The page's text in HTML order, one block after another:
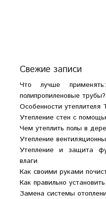
Свежие записи
Что лучше
полипропиленовые трубы?
Особенности утеплителя
Утепление стен с
Чем утеплить полы в
Утепление
Утепление и защита
влаги
Как своими руками
Как правильно
Замена системы